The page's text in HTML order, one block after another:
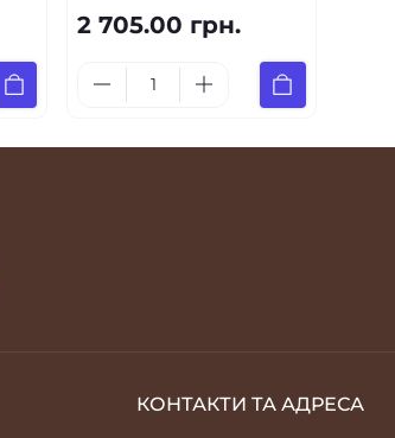
2 705.00 грн.
КОНТАКТИ ТА АДРЕСА